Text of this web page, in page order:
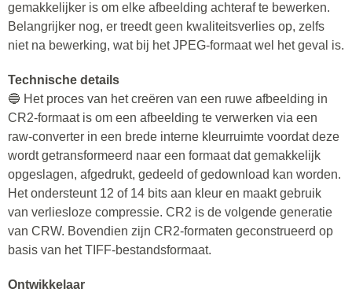
gemakkelijker is om elke afbeelding achteraf te bewerken.
Belangrijker nog, er treedt geen kwaliteitsverlies op, zelfs
niet na bewerking, wat bij het JPEG-formaat wel het geval is.
Technische details
🔵 Het proces van het creëren van een ruwe afbeelding in
CR2-formaat is om een afbeelding te verwerken via een
raw-converter in een brede interne kleurruimte voordat deze
wordt getransformeerd naar een formaat dat gemakkelijk
opgeslagen, afgedrukt, gedeeld of gedownload kan worden.
Het ondersteunt 12 of 14 bits aan kleur en maakt gebruik
van verliesloze compressie. CR2 is de volgende generatie
van CRW. Bovendien zijn CR2-formaten geconstrueerd op
basis van het TIFF-bestandsformaat.
Ontwikkelaar